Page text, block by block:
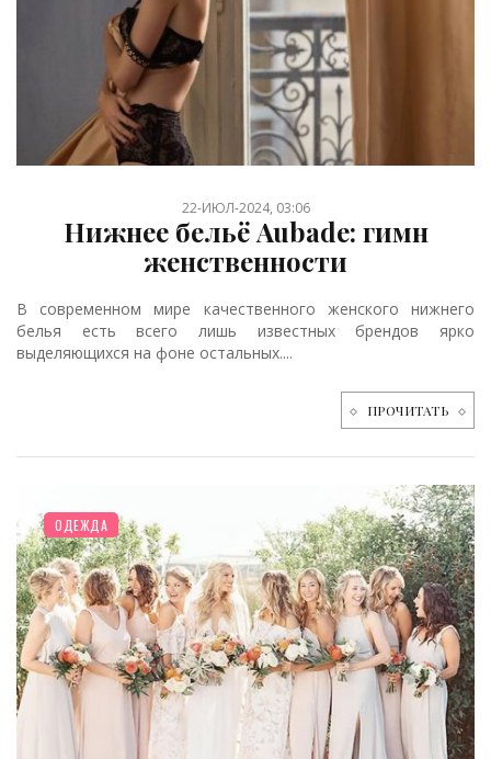
22-ИЮЛ-2024, 03:06
Нижнее бельё Aubade: гимн
женственности
В современном мире качественного женского нижнего
белья есть всего лишь известных брендов ярко
выделяющихся на фоне остальных....
ПРОЧИТАТЬ
ОДЕЖДА